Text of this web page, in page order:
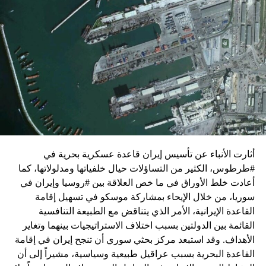
زيارة تأتي في إطار الجهود الدبلوماسية المكثفة التي تبذلها
واشنطن للدفع بالمفاوضات والتوصل إلى اتفاق لوقف لإطلاق
النار في غزة.
ويبدو أن نتنياهو استبق زيارة بلينكن لإسرائيل بالتأكيد على أن
الضغوط يجب أن تتوجه إلى حماس، وليس على حكومته.
كما وقال بيان من مكتب نتنياهو إنه مصر على بقاء القوات
الإسرائيلية في محور فيلادلفيا “لمنع الإرهابيين من إعادة
التسلح”.
وفي هذا السياق، قال الكاتب والباحث السياسي الفلسطيني
جمال زقوت في حديث لـ”سكاي نيوز عربية”:
حماس ليست عقبة في المفاوضات وأي حديث من هذا
القبيل تجني على الموقف الفلسطيني.
المعضلة الأساسية هي أن نتنياهو يعرض المجتمع
الإسرائيلي والمنطقة للخطر.
أثارت الأنباء عن تأسيس إيران قاعدة عسكرية بحرية في
#طرطوس، الكثير من التساؤلات حيال خلفياتها ومدلولاتها، كما
أعادت خلط الأوراق في ما خص العلاقة بين #روسيا وإيران في
سوريا، من خلال الإيحاء بمشاركة موسكو في تسهيل إقامة
القاعدة الإيرانية، الأمر الذي يتناقض مع الطبيعة التنافسية
القائمة بين الدولتين بسبب اختلاف الاستراتيجيات بينهما وتغاير
الأهداف. وقد استبعد مركز بحثي سوري أن تنجح إيران في إقامة
القاعدة البحرية بسبب عراقيل طبيعية وسياسية، مشيراً إلى أن